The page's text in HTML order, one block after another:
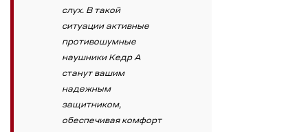
слух. В такой
ситуации активные
противошумные
наушники Кедр А
станут вашим
надежным
защитником,
обеспечивая комфорт